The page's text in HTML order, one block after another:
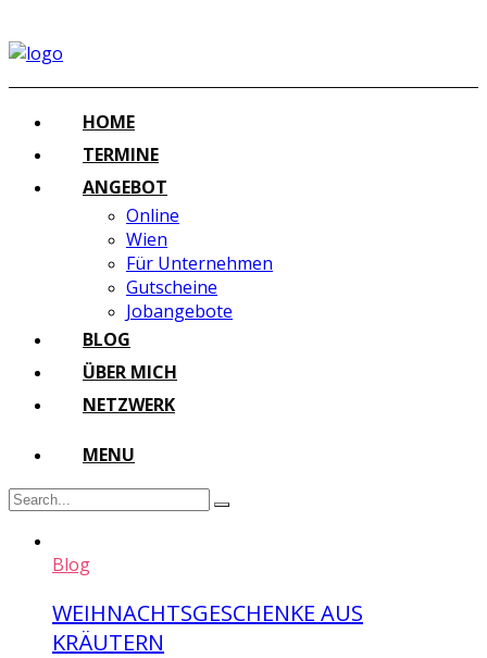
HOME
TERMINE
ANGEBOT
Online
Wien
Für Unternehmen
Gutscheine
Jobangebote
BLOG
ÜBER MICH
NETZWERK
MENU
Blog
WEIHNACHTSGESCHENKE AUS
KRÄUTERN